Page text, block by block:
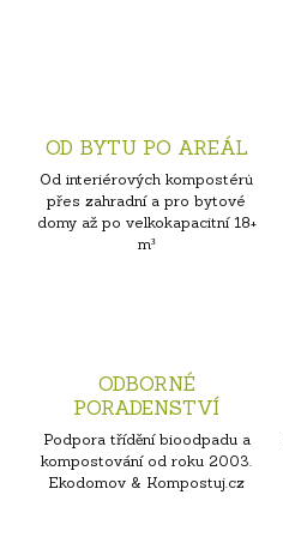
OD BYTU PO AREÁL
Od interiérových kompostérů
přes zahradní a pro bytové
domy až po velkokapacitní 18+
m³
ODBORNÉ
PORADENSTVÍ
Podpora třídění bioodpadu a
kompostování od roku 2003.
Ekodomov & Kompostuj.cz